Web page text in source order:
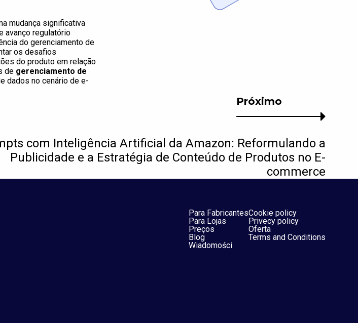
mudança significativa
avanço regulatório
do gerenciamento de
os desafios
do produto em relação
de gerenciamento de
dados no cenário de e-
Próximo
com Inteligência Artificial da Amazon: Reformulando a
Publicidade e a Estratégia de Conteúdo de Produtos no E-
commerce
Para Fabricantes
Para Lojas
Preços
Blog
Wiadomości
Cookie policy
Privecy policy
Oferta
Terms and Conditions